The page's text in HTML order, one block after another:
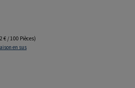
€ / 100 Pièces)
en sus